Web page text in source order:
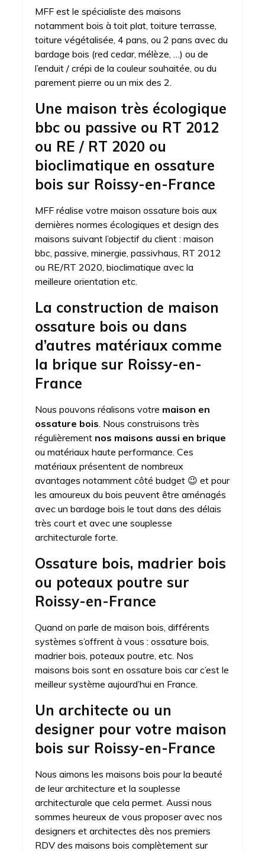
MFF est le spécialiste des maisons
notamment bois à toit plat, toiture terrasse,
toiture végétalisée, 4 pans, ou 2 pans avec du
bardage bois (red cedar, mélèze, …) ou de
l’enduit / crépi de la couleur souhaitée, ou du
parement pierre ou un mix des 2.
Une maison très écologique
bbc ou passive ou RT 2012
ou RE / RT 2020 ou
bioclimatique en ossature
bois sur Roissy-en-France
MFF réalise votre maison ossature bois aux
dernières normes écologiques et design des
maisons suivant l’objectif du client : maison
bbc, passive, minergie, passivhaus, RT 2012
ou RE/RT 2020, bioclimatique avec la
meilleure orientation etc.
La construction de maison
ossature bois ou dans
d’autres matériaux comme
la brique sur Roissy-en-
France
Nous pouvons réalisons votre maison en
ossature bois. Nous construisons très
régulièrement nos maisons aussi en brique
ou matériaux haute performance. Ces
matériaux présentent de nombreux
avantages notamment côté budget 😉 et pour
les amoureux du bois peuvent être aménagés
avec un bardage bois le tout dans des délais
très court et avec une souplesse
architecturale forte.
Ossature bois, madrier bois
ou poteaux poutre sur
Roissy-en-France
Quand on parle de maison bois, différents
systèmes s’offrent à vous : ossature bois,
madrier bois, poteaux poutre, etc. Nos
maisons bois sont en ossature bois car c’est le
meilleur système aujourd’hui en France.
Un architecte ou un
designer pour votre maison
bois sur Roissy-en-France
Nous aimons les maisons bois pour la beauté
de leur architecture et la souplesse
architecturale que cela permet. Aussi nous
sommes heureux de vous proposer avec nos
designers et architectes dès nos premiers
RDV des maisons bois complètement sur